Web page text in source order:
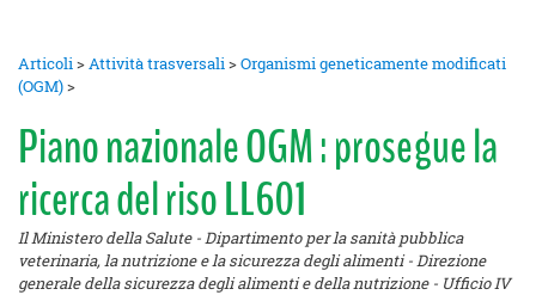
Articoli>Attività trasversali>Organismi geneticamente modificati
(OGM)>
Piano nazionale OGM : prosegue la
ricerca del riso LL601
Il Ministero della Salute - Dipartimento per la sanità pubblica
veterinaria, la nutrizione e la sicurezza degli alimenti - Direzione
generale della sicurezza degli alimenti e della nutrizione - Ufficio IV